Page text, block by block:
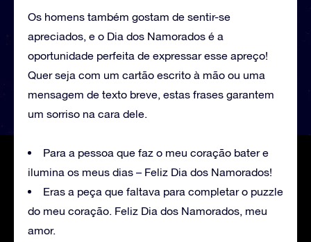
Os homens também gostam de sentir-se
apreciados, e o Dia dos Namorados é a
oportunidade perfeita de expressar esse apreço!
Quer seja com um cartão escrito à mão ou uma
mensagem de texto breve, estas frases garantem
um sorriso na cara dele.
Para a pessoa que faz o meu coração bater e
ilumina os meus dias – Feliz Dia dos Namorados!
Eras a peça que faltava para completar o puzzle
do meu coração. Feliz Dia dos Namorados, meu
amor.